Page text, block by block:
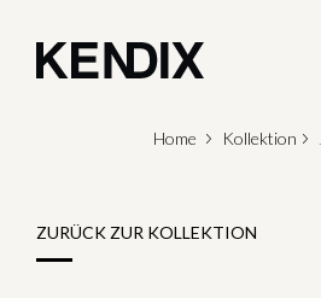
Home Kollektion
ZURÜCK ZUR KOLLEKTION